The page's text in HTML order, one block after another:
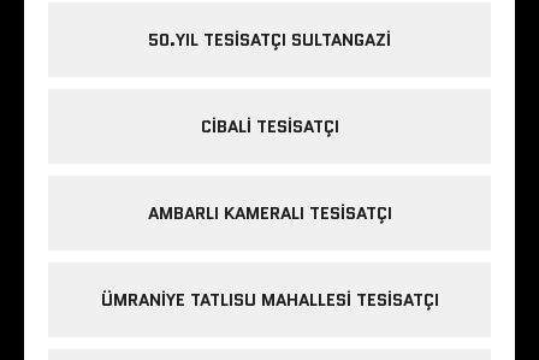
50.YIL TESISATÇI SULTANGAZI
CIBALI TESISATÇI
AMBARLI KAMERALI TESISATÇI
ÜMRANIYE TATLISU MAHALLESI TESISATÇI